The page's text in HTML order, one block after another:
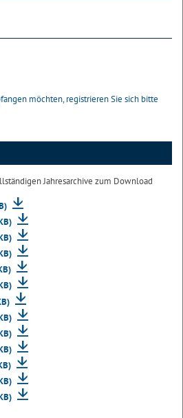
möchten, registrieren Sie sich bitte
Jahresarchive zum Download